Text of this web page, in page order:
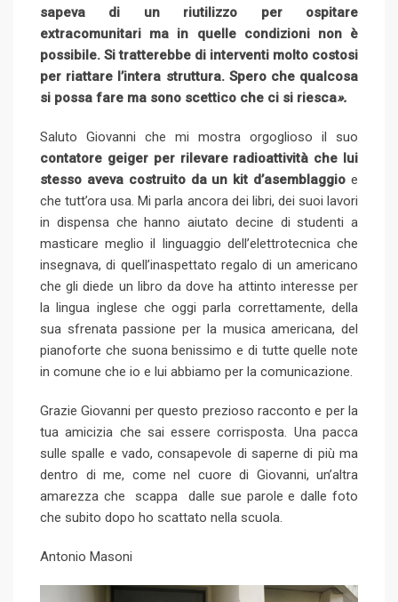
sapeva di un riutilizzo per ospitare
extracomunitari ma in quelle condizioni non è
possibile. Si tratterebbe di interventi molto costosi
per riattare l’intera struttura. Spero che qualcosa
si possa fare ma sono scettico che ci si riesca».
Saluto Giovanni che mi mostra orgoglioso il suo
contatore geiger per rilevare radioattività che lui
stesso aveva costruito da un kit d’asemblaggio e
che tutt’ora usa. Mi parla ancora dei libri, dei suoi lavori
in dispensa che hanno aiutato decine di studenti a
masticare meglio il linguaggio dell’elettrotecnica che
insegnava, di quell’inaspettato regalo di un americano
che gli diede un libro da dove ha attinto interesse per
la lingua inglese che oggi parla correttamente, della
sua sfrenata passione per la musica americana, del
pianoforte che suona benissimo e di tutte quelle note
in comune che io e lui abbiamo per la comunicazione.
Grazie Giovanni per questo prezioso racconto e per la
tua amicizia che sai essere corrisposta. Una pacca
sulle spalle e vado, consapevole di saperne di più ma
dentro di me, come nel cuore di Giovanni, un’altra
amarezza che scappa dalle sue parole e dalle foto
che subito dopo ho scattato nella scuola.
Antonio Masoni